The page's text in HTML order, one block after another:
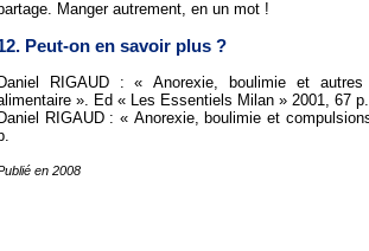
Manger autrement, en un mot !
Peut-on en savoir plus ?
Daniel RIGAUD : « Anorexie, boulimie et autres
». Ed « Les Essentiels Milan » 2001, 67 p.
Daniel RIGAUD : « Anorexie, boulimie et
en 2008